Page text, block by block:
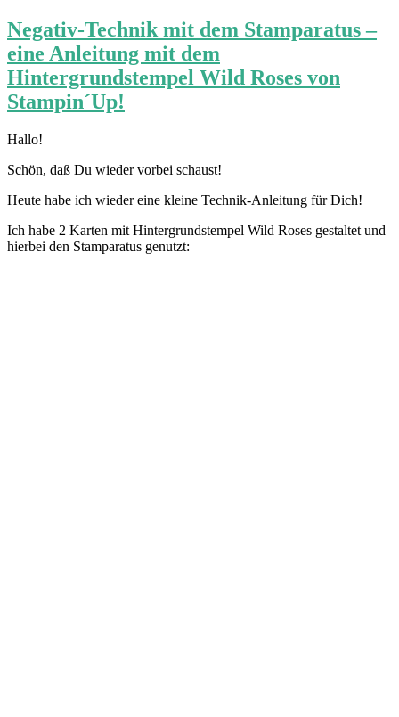
Negativ-Technik mit dem Stamparatus –
eine Anleitung mit dem
Hintergrundstempel Wild Roses von
Stampin´Up!
Hallo!
Schön, daß Du wieder vorbei schaust!
Heute habe ich wieder eine kleine Technik-Anleitung für Dich!
Ich habe 2 Karten mit Hintergrundstempel Wild Roses gestaltet und
hierbei den Stamparatus genutzt: